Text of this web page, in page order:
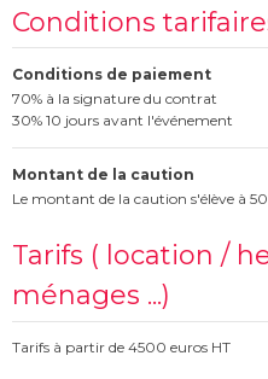
Conditions
Conditions de paiement
70% à la signature du contrat
30% 10 jours avant l'événement
Montant de la caution
Le montant de la caution s'élève à
Tarifs ( location /
ménages ...)
Tarifs à partir de 4500 euros HT